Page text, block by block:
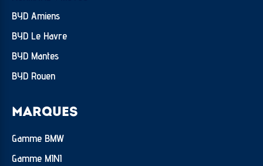
BYD Amiens
BYD Le Havre
BYD Mantes
BYD Rouen
MARQUES
Gamme BMW
Gamme MINI